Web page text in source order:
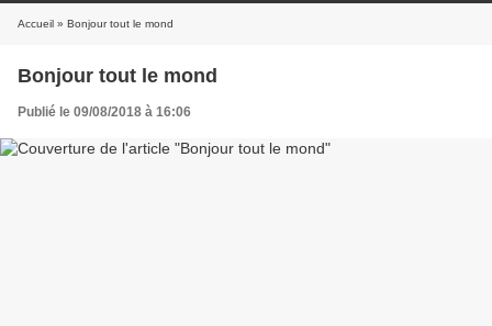
Accueil » Bonjour tout le mond
Bonjour tout le mond
Publié le 09/08/2018 à 16:06